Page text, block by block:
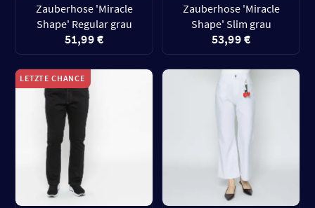
Zauberhose 'Miracle
Shape' Regular grau
51,99 €
Zauberhose 'Miracle
Shape' Slim grau
53,99 €
LETZTE CHANCE